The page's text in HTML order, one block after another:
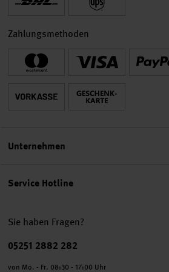
Service Hotline
Sie haben Fragen?
Telefonnummer
05251 2882 282
von Mo. - Fr. 08:30 - 17:00 Uhr
Zahlungsmethoden
Unternehmen